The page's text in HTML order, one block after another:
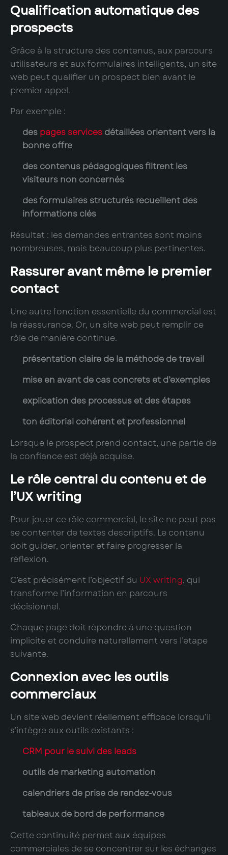
Qualification automatique des
prospects
Grâce à la structure des contenus, aux parcours
utilisateurs et aux formulaires intelligents, un site
web peut qualifier un prospect bien avant le
premier appel.
Par exemple :
des pages services détaillées orientent vers la
bonne offre
des contenus pédagogiques filtrent les
visiteurs non concernés
des formulaires structurés recueillent des
informations clés
Résultat : les demandes entrantes sont moins
nombreuses, mais beaucoup plus pertinentes.
Rassurer avant même le premier
contact
Une autre fonction essentielle du commercial est
la réassurance. Or, un site web peut remplir ce
rôle de manière continue.
présentation claire de la méthode de travail
mise en avant de cas concrets et d’exemples
explication des processus et des étapes
ton éditorial cohérent et professionnel
Lorsque le prospect prend contact, une partie de
la confiance est déjà acquise.
Le rôle central du contenu et de
l’UX writing
Pour jouer ce rôle commercial, le site ne peut pas
se contenter de textes descriptifs. Le contenu
doit guider, orienter et faire progresser la
réflexion.
C’est précisément l’objectif du UX writing, qui
transforme l’information en parcours
décisionnel.
Chaque page doit répondre à une question
implicite et conduire naturellement vers l’étape
suivante.
Connexion avec les outils
commerciaux
Un site web devient réellement efficace lorsqu’il
s’intègre aux outils existants :
CRM pour le suivi des leads
outils de marketing automation
calendriers de prise de rendez-vous
tableaux de bord de performance
Cette continuité permet aux équipes
commerciales de se concentrer sur les échanges